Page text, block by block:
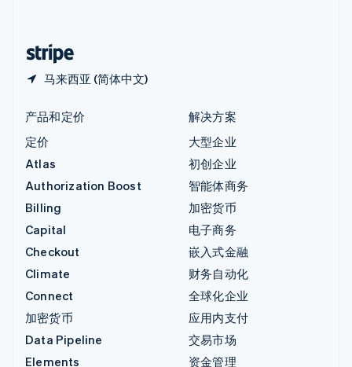
马来西亚 (简体中文)
产品和定价
定价
Atlas
Authorization Boost
Billing
Capital
Checkout
Climate
Connect
加密货币
Data Pipeline
Elements
解决方案
大型企业
初创企业
智能体商务
加密货币
电子商务
嵌入式金融
财务自动化
全球化企业
应用内支付
交易市场
资金管理